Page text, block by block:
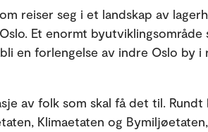
skal til for at gode initiativ blir
Teksten er kvalitetssikret av
reiser seg i et landskap av
Et enormt byutviklingsområde
en forlengelse av indre Oslo by i
av folk som skal få det til.
Klimaetaten og